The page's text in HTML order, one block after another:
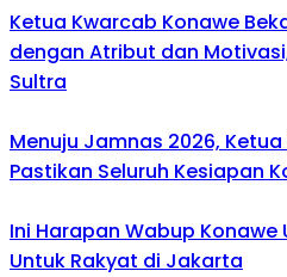
Ketua Kwarcab Konawe
dengan Atribut dan
Sultra
Menuju Jamnas 2026,
Pastikan Seluruh Kesiapan
Ini Harapan Wabup Konawe
Untuk Rakyat di Jakarta